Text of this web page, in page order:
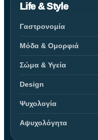
Life & Style
Γαστρονομία
Μόδα & Ομορφιά
Σώμα & Υγεία
Design
Ψυχολογία
Αψυχολόγητα